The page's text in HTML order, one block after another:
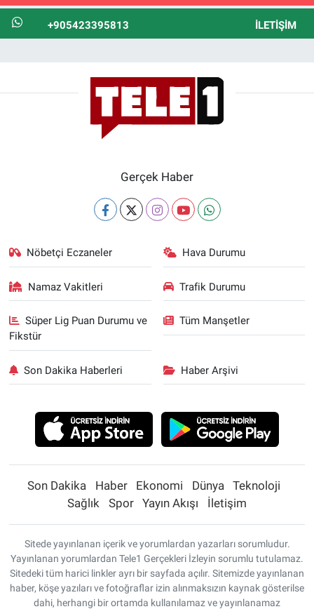
+905423395813 İLETIŞIM
Gerçek Haber
Nöbetçi Eczaneler Hava Durumu
Namaz Vakitleri Trafik Durumu
Süper Lig Puan Durumu ve
Fikstür
Tüm Manşetler
Son Dakika Haberleri Haber Arşivi
Son Dakika Haber Ekonomi Dünya
Teknoloji
Sağlık
Spor Yayın Akışı İletişim
Sitede yayınlanan içerik ve yorumlardan yazarları sorumludur.
Yayınlanan yorumlardan Tele1 Gerçekleri İzleyin sorumlu tutulamaz.
Sitedeki tüm harici linkler ayrı bir sayfada açılır. Sitemizde yayınlanan
haber, köşe yazıları ve fotoğraflar izin alınmaksızın kaynak gösterilse
dahi, herhangi bir ortamda kullanılamaz ve yayınlanamaz